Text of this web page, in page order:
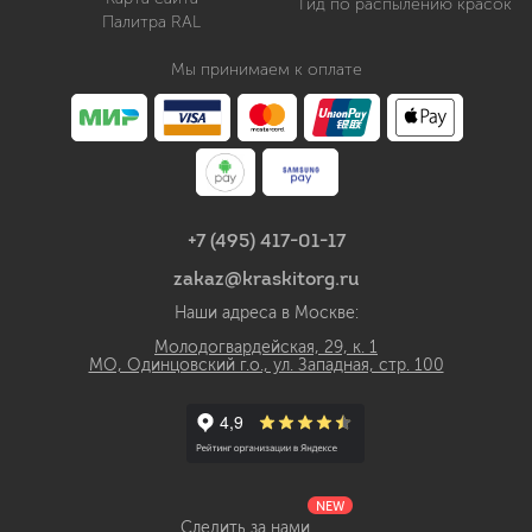
Палитра RAL
Гид по распылению красок
Мы принимаем к оплате
+7 (495) 417-01-17
zakaz@kraskitorg.ru
Наши адреса в Москве:
Молодогвардейская, 29, к. 1
МО, Одинцовский г.о., ул. Западная, стр. 100
Следить за нами
NEW